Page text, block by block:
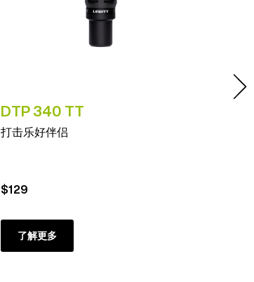
DTP 340 TT
打击乐好伴侣
$129
了解更多